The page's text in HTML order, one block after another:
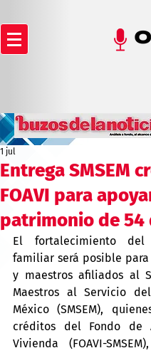
Entrega SMSEM
FOAVI para
patrimonio de 54
1 jul
El fortalecimiento del
familiar será posible para
y maestros afiliados al
Maestros al Servicio
México (SMSEM),
créditos del Fondo de
Vivienda (FOAVI-